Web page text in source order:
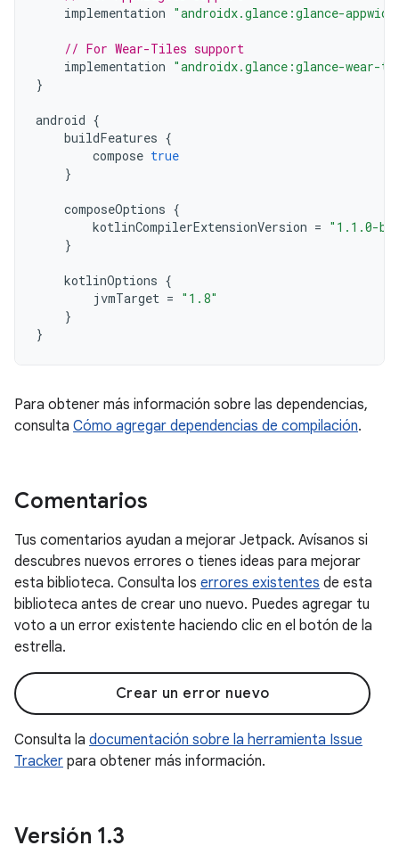
implementation "androidx.glance:glance-
// For Wear-Tiles support
implementation "androidx.glance:glance-wear-
}
android {
buildFeatures {
compose true
}
composeOptions {
kotlinCompilerExtensionVersion = "1.1.0-
}
kotlinOptions {
jvmTarget = "1.8"
}
}
Para obtener más información sobre las dependencias,
consulta Cómo agregar dependencias de compilación.
Comentarios
Tus comentarios ayudan a mejorar Jetpack. Avísanos si
descubres nuevos errores o tienes ideas para mejorar
esta biblioteca. Consulta los errores existentes de esta
biblioteca antes de crear uno nuevo. Puedes agregar tu
voto a un error existente haciendo clic en el botón de la
estrella.
Crear un error nuevo
Consulta la documentación sobre la herramienta Issue
Tracker para obtener más información.
Versión 1.3